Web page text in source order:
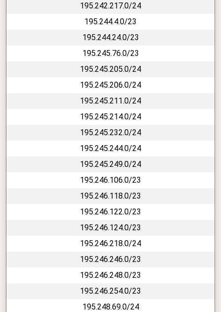
195.242.217.0/24
195.244.4.0/23
195.244.24.0/23
195.245.76.0/23
195.245.205.0/24
195.245.206.0/24
195.245.211.0/24
195.245.214.0/24
195.245.232.0/24
195.245.244.0/24
195.245.249.0/24
195.246.106.0/23
195.246.118.0/23
195.246.122.0/23
195.246.124.0/23
195.246.218.0/24
195.246.246.0/23
195.246.248.0/23
195.246.254.0/23
195.248.69.0/24